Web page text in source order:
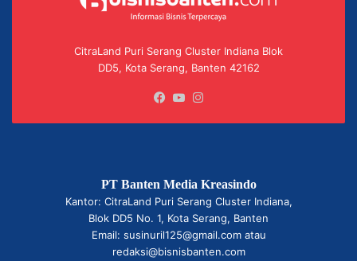
CitraLand Puri Serang Cluster Indiana Blok
DD5, Kota Serang, Banten 42162
Facebook
YouTube
PT Banten Media Kreasindo
Kantor: CitraLand Puri Serang Cluster Indiana,
Blok DD5 No. 1, Kota Serang, Banten
Email: susinuril125@gmail.com atau
redaksi@bisnisbanten.com